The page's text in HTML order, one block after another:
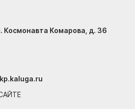
Космонавта Комарова, д. 36